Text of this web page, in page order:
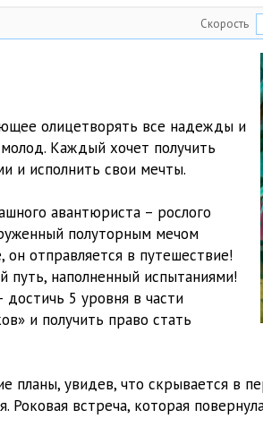
Скорость
олицетворять все надежды и
Каждый хочет получить
и исполнить свои мечты.
авантюриста – рослого
полуторным мечом
отправляется в путешествие!
путь, наполненный испытаниями!
достичь 5 уровня в части
и получить право стать
планы, увидев, что скрывается в
Роковая встреча, которая